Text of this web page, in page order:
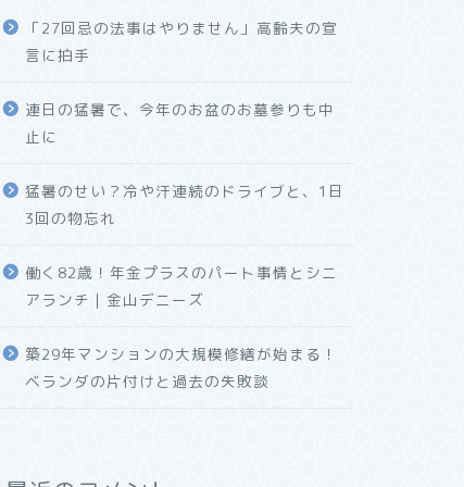
「27回忌の法事はやりません」高齢夫の宣
言に拍手
連日の猛暑で、今年のお盆のお墓参りも中
止に
猛暑のせい？冷や汗連続のドライブと、1日
3回の物忘れ
働く82歳！年金プラスのパート事情とシニ
アランチ｜金山デニーズ
築29年マンションの大規模修繕が始まる！
ベランダの片付けと過去の失敗談